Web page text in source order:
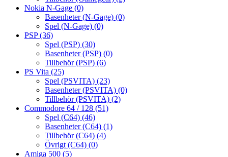
Nokia N-Gage (0)
Basenheter (N-Gage) (0)
Spel (N-Gage) (0)
PSP(36)
Spel (PSP) (30)
Basenheter (PSP) (0)
Tillbehör (PSP) (6)
PS Vita (25)
Spel (PSVITA) (23)
Basenheter (PSVITA) (0)
Tillbehör (PSVITA) (2)
Commodore 64 / 128 (51)
Spel (C64) (46)
Basenheter (C64) (1)
Tillbehör (C64) (4)
Övrigt (C64) (0)
Amiga 500 (5)